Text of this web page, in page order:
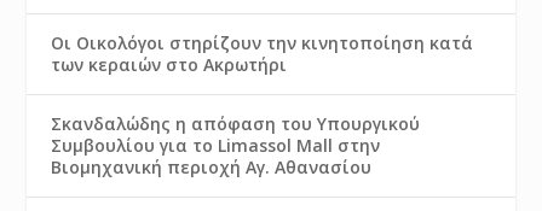
Οι Οικολόγοι στηρίζουν την κινητοποίηση κατά
των κεραιών στο Ακρωτήρι
Σκανδαλώδης η απόφαση του Υπουργικού
Συμβουλίου για το Limassol Mall στην
Βιομηχανική περιοχή Αγ. Αθανασίου